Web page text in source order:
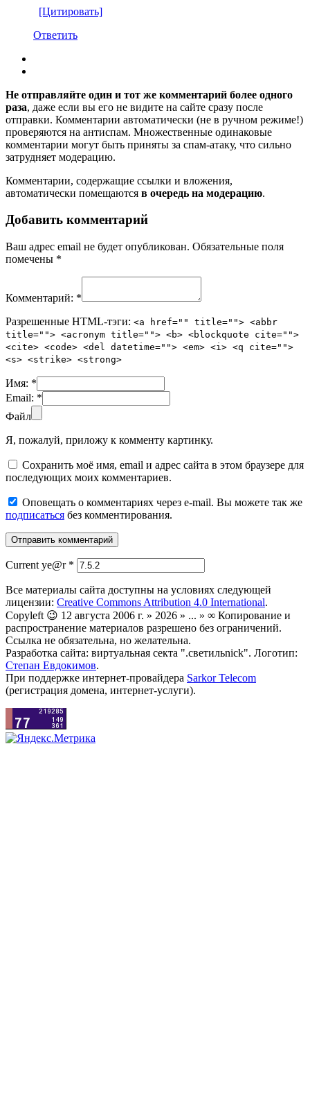
[Цитировать]
Ответить
Не отправляйте один и тот же комментарий более одного
раза, даже если вы его не видите на сайте сразу после
отправки. Комментарии автоматически (не в ручном режиме!)
проверяются на антиспам. Множественные одинаковые
комментарии могут быть приняты за спам-атаку, что сильно
затрудняет модерацию.
Комментарии, содержащие ссылки и вложения,
автоматически помещаются в очередь на модерацию.
Добавить комментарий
Ваш адрес email не будет опубликован. Обязательные поля
помечены *
Комментарий: *
Разрешенные HTML-тэги: <a href="" title=""> <abbr
title=""> <acronym title=""> <b> <blockquote cite="">
<cite> <code> <del datetime=""> <em> <i> <q cite="">
<s> <strike> <strong>
Имя: *
Email: *
Файл
Я, пожалуй, приложу к комменту картинку.
Сохранить моё имя, email и адрес сайта в этом браузере для
последующих моих комментариев.
Оповещать о комментариях через e-mail. Вы можете так же
подписаться без комментирования.
Current ye@r *
Все материалы сайта доступны на условиях следующей
лицензии: Creative Commons Attribution 4.0 International.
Copyleft 😉 12 августа 2006 г. » 2026 » ... » ∞ Копирование и
распространение материалов разрешено без ограничений.
Ссылка не обязательна, но желательна.
Разработка сайта: виртуальная секта ".светильnick". Логотип:
Степан Евдокимов.
При поддержке интернет-провайдера Sarkor Telecom
(регистрация домена, интернет-услуги).